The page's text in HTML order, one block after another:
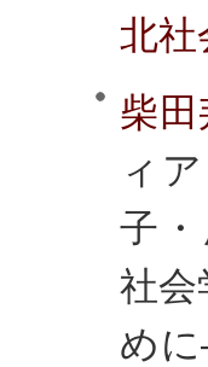
北社
柴
ィ
子
社
め